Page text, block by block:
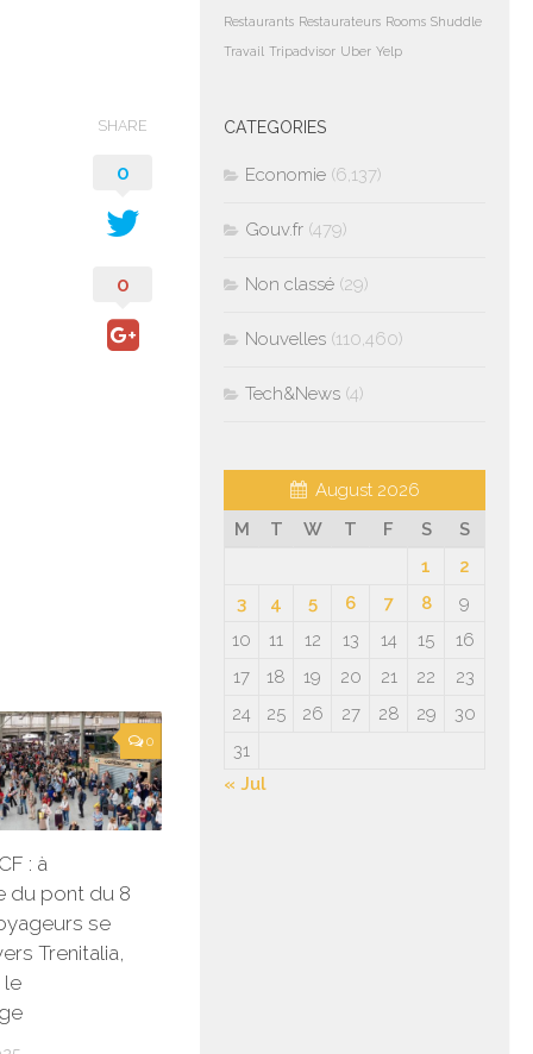
SHARE
0
0
0
: à
du pont du 8
se
Trenitalia,
le
Restaurants Restaurateurs Rooms Shuddle
Travail Tripadvisor Uber Yelp
CATEGORIES
Economie (6,137)
Gouv.fr (479)
Non classé (29)
Nouvelles (110,460)
Tech&News (4)
August 2026
M
T W T F S
S
1
2
3
4 5 6 7 8
9
10
11 12 13 14 15
16
17
18 19 20 21 22
23
24
25 26 27 28 29
30
31
« Jul